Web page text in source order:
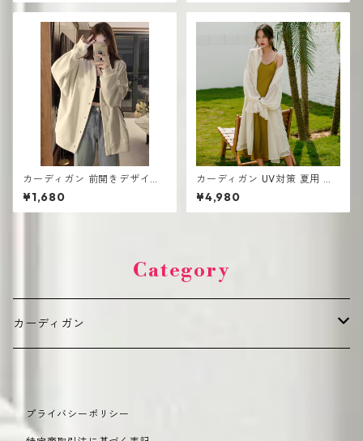
カーディガン 前開きデザイン
厚手 レディース ゆったりシル
エット
¥1,680
カーディガン UV対策 夏用 薄
手 ランタンスリーブ シフォ ロ
ング丈
¥4,980
Category
カーディガン
カジュアル
オフィス・きれいめ（通勤・フォーマル向け）
プライバシーポリシー